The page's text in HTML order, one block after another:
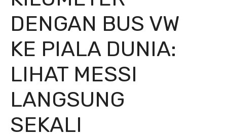
DENGAN BUS VW
KE PIALA DUNIA:
LIHAT MESSI
LANGSUNG
SEKALI